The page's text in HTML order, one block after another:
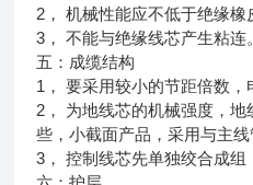
2， 机械性能应不低于绝缘橡
3， 不能与绝缘线芯产生粘连。
五：成缆结构
1， 要采用较小的节距倍数，
2， 为地线芯的机械强度，
些，小截面产品，采用与主线
3， 控制线芯先单独绞合成组